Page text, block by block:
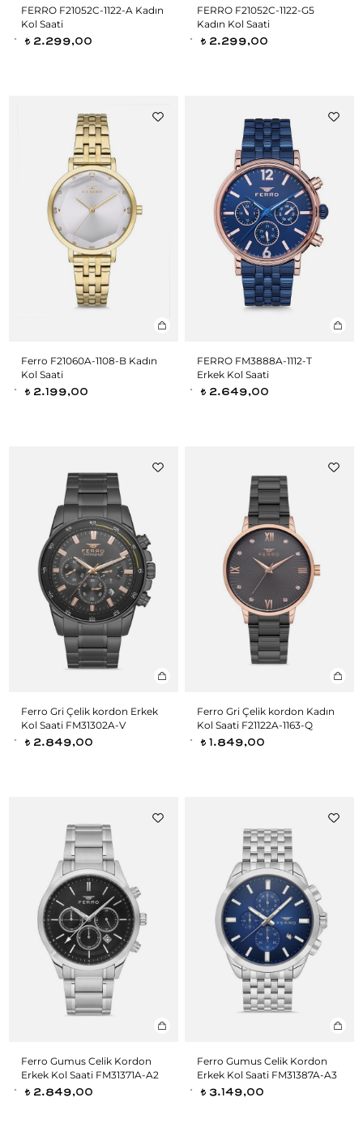
FERRO F21052C-1122-A Kadın
Kol Saati
t 2.299,00
FERRO F21052C-1122-G5
Kadın Kol Saati
t 2.299,00
Ferro F21060A-1108-B Kadın
Kol Saati
t 2.199,00
FERRO FM3888A-1112-T
Erkek Kol Saati
t 2.649,00
Ferro Gri Çelik kordon Erkek
Kol Saati FM31302A-V
t 2.849,00
Ferro Gri Çelik kordon Kadın
Kol Saati F21122A-1163-Q
t 1.849,00
Ferro Gumus Celik Kordon
Erkek Kol Saati FM31371A-A2
t 2.849,00
Ferro Gumus Celik Kordon
Erkek Kol Saati FM31387A-A3
t 3.149,00